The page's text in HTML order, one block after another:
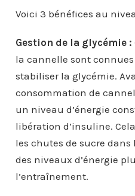
Voici 3 bénéfices au
Gestion de la glycémie :
la cannelle sont
stabiliser la glycémie.
consommation de
un niveau d’énergie
libération d’insuline.
les chutes de sucre
des niveaux d’énergie
l’entraînement.